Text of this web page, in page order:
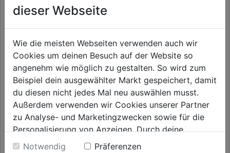
Wasserpumpenzange Alligator
VDE 250mm
0.0 (0)
0.0
von
53,99€
Wasserpumpenzange Cobra
250mm
0.0 (0)
0.0
von
5
53,99€
dieser Webseite
Wie die meisten Webseiten verwenden auch wir
Cookies um deinen Besuch auf der Website so
angenehm wie möglich zu gestalten. So wird zum
Beispiel dein ausgewählter Markt gespeichert, damit
du diesen nicht jedes Mal neu auswählen musst.
Außerdem verwenden wir Cookies unserer Partner
zu Analyse- und Marketingzwecken sowie für die
Personalisierung von Anzeigen. Durch deine
Einwilligung werden die Daten von Drittanbieter,
Notwendig
Präferenzen